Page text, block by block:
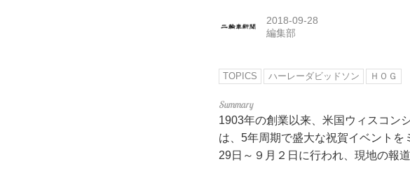
2018-09-28
編集部
TOPICS ハーレーダビッドソン ＨＯＧ
1903年の創業以来、米国ウィスコン
は、5年周期で盛大な祝賀イベント
29日～９月２日に行われ、現地の報